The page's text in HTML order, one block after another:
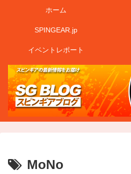
ホーム
SPINGEAR.jp
イベントレポート
MoNo